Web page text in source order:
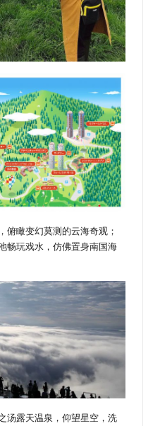
俯瞰变幻莫测的云海奇观；
畅玩戏水，仿佛置身南国海
汤露天温泉，仰望星空，洗